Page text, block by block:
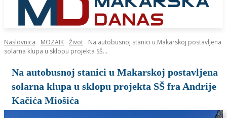
Naslovnica MOZAIK Život
Na autobusnoj stanici u Makarskoj postavljena
solarna klupa u sklopu projekta SŠ...
Na autobusnoj stanici u Makarskoj postavljena
solarna klupa u sklopu projekta SŠ fra Andrije
Kačića Miošića